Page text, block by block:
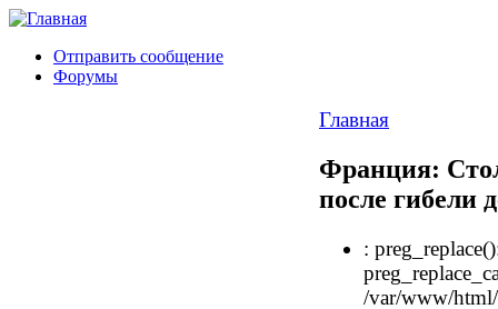
Отправить сообщение
Форумы
Главная
Франция:
после гибели
:
/var/www/